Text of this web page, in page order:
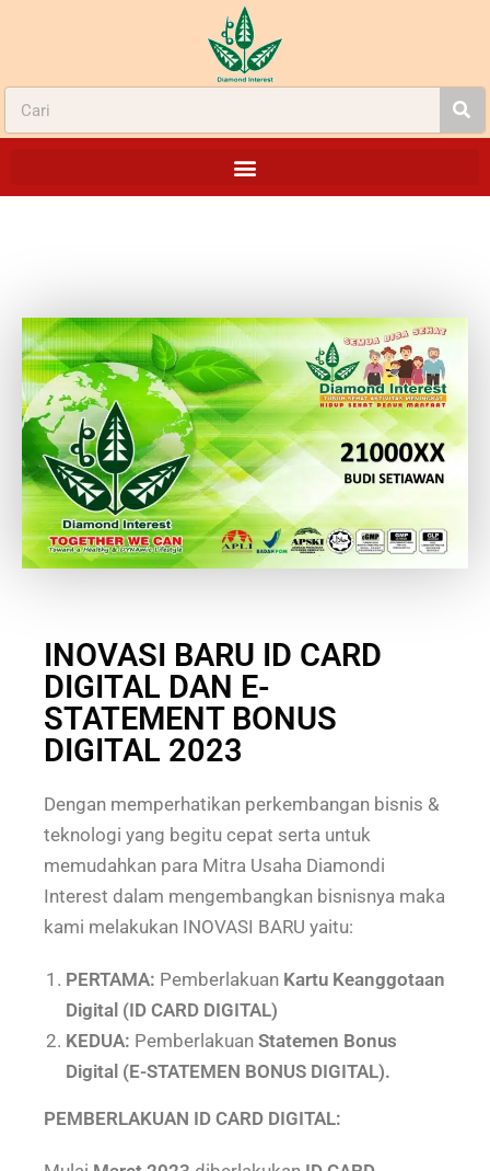
INOVASI BARU ID CARD
DIGITAL DAN E-
STATEMENT BONUS
DIGITAL 2023
Dengan memperhatikan perkembangan bisnis &
teknologi yang begitu cepat serta untuk
memudahkan para Mitra Usaha Diamondi
Interest dalam mengembangkan bisnisnya maka
kami melakukan INOVASI BARU yaitu:
PERTAMA: Pemberlakuan Kartu Keanggotaan
Digital (ID CARD DIGITAL)
KEDUA: Pemberlakuan Statemen Bonus
Digital (E-STATEMEN BONUS DIGITAL).
PEMBERLAKUAN ID CARD DIGITAL: